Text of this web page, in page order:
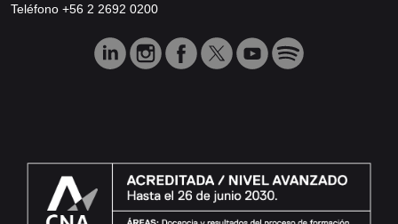
Teléfono +56 2 2692 0200